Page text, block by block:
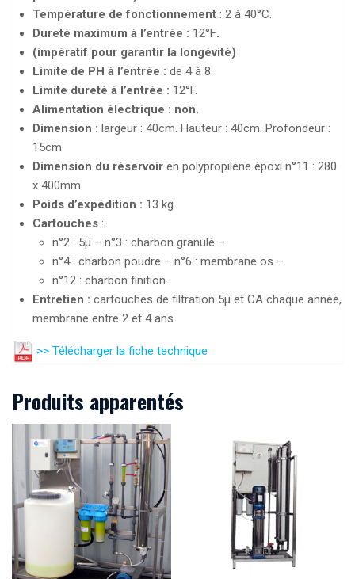
Température de fonctionnement : 2 à 40°C.
Dureté maximum à l’entrée : 12°F.
(impératif pour garantir la longévité)
Limite de PH à l’entrée : de 4 à 8.
Limite dureté à l’entrée : 12°F.
Alimentation électrique : non.
Dimension : largeur : 40cm. Hauteur : 40cm. Profondeur :
15cm.
Dimension du réservoir en polypropilène époxi n°11 : 280
x 400mm
Poids d’expédition : 13 kg.
Cartouches :
n°2 : 5µ – n°3 : charbon granulé –
n°4 : charbon poudre – n°6 : membrane os –
n°12 : charbon finition.
Entretien : cartouches de filtration 5µ et CA chaque année,
membrane entre 2 et 4 ans.
>> Télécharger la fiche technique
Produits apparentés